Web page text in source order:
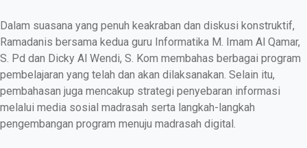
Dalam suasana yang penuh keakraban dan diskusi konstruktif,
Ramadanis bersama kedua guru Informatika M. Imam Al Qamar,
S. Pd dan Dicky Al Wendi, S. Kom membahas berbagai program
pembelajaran yang telah dan akan dilaksanakan. Selain itu,
pembahasan juga mencakup strategi penyebaran informasi
melalui media sosial madrasah serta langkah-langkah
pengembangan program menuju madrasah digital.